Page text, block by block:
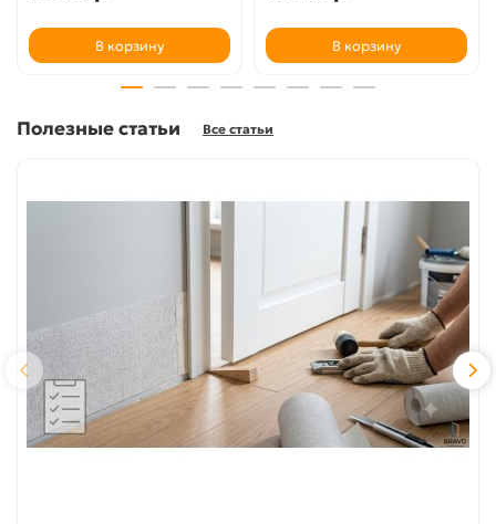
В корзину В корзину
Полезные статьи Все статьи